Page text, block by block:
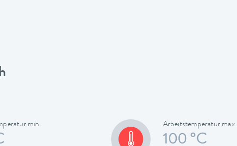
min. Arbeitstemperatur max.
100 °C